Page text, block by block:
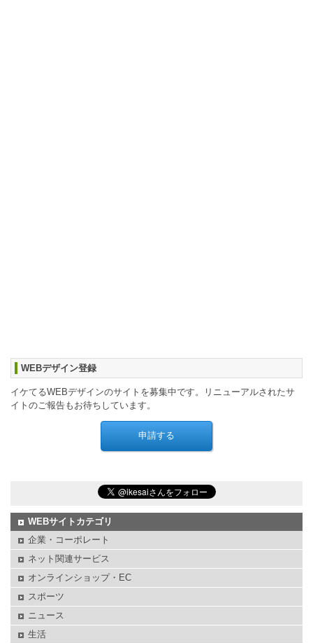
WEBデザイン登録
イケてるWEBデザインのサイトを募集中です。リニューアルされたサ
イトのご報告もお待ちしています。
WEBサイトカテゴリ
企業・コーポレート
ネット関連サービス
オンラインショップ・EC
スポーツ
ニュース
生活